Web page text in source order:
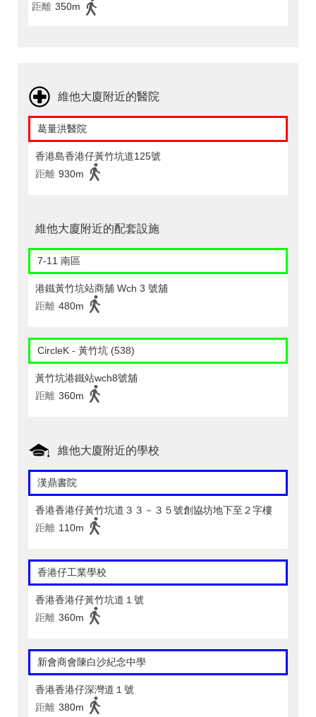
距離 350m
維他大廈附近的醫院
葛量洪醫院
香港島香港仔黃竹坑道125號
距離 930m
維他大廈附近的配套設施
7-11 南區
港鐵黃竹坑站商舖 Wch 3 號舖
距離 480m
CircleK - 黃竹坑 (538)
黃竹坑港鐵站wch8號舖
距離 360m
維他大廈附近的學校
漢鼎書院
香港香港仔黃竹坑道３３－３５號創協坊地下至２字樓
距離 110m
香港仔工業學校
香港香港仔黃竹坑道１號
距離 360m
新會商會陳白沙紀念中學
香港香港仔深灣道１號
距離 380m